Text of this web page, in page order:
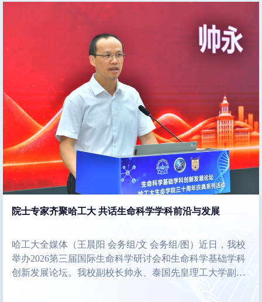
院士专家齐聚哈工大 共话生命科学学科前沿与发展
哈工大全媒体（王晨阳 会务组/文 会务组/图）近日，我校
举办2026第三届国际生命科学研讨会和生命科学基础学科
创新发展论坛。我校副校长帅永、泰国先皇理工大学副校